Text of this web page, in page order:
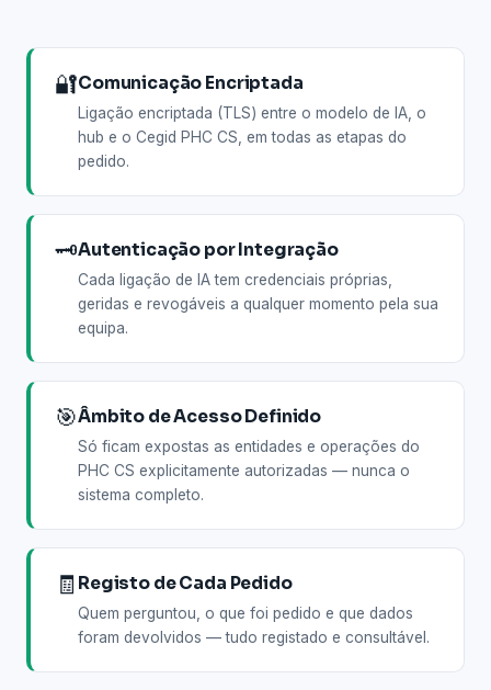
🔐Comunicação Encriptada
Ligação encriptada (TLS) entre o modelo de IA, o
hub e o Cegid PHC CS, em todas as etapas do
pedido.
🗝️Autenticação por Integração
Cada ligação de IA tem credenciais próprias,
geridas e revogáveis a qualquer momento pela sua
equipa.
🎯Âmbito de Acesso Definido
Só ficam expostas as entidades e operações do
PHC CS explicitamente autorizadas — nunca o
sistema completo.
🧾 Registo de Cada Pedido
Quem perguntou, o que foi pedido e que dados
foram devolvidos — tudo registado e consultável.